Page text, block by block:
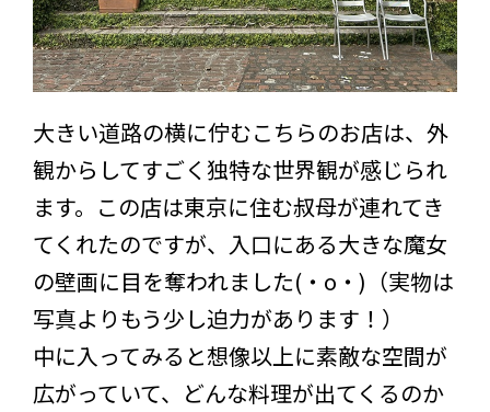
大きい道路の横に佇むこちらのお店は、外
観からしてすごく独特な世界観が感じられ
ます。この店は東京に住む叔母が連れてき
てくれたのですが、入口にある大きな魔女
の壁画に目を奪われました(・o・)（実物は
写真よりもう少し迫力があります！）
中に入ってみると想像以上に素敵な空間が
広がっていて、どんな料理が出てくるのか